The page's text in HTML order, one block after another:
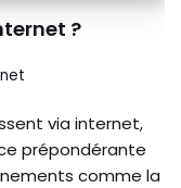
?
via internet,
prépondérante
comme la